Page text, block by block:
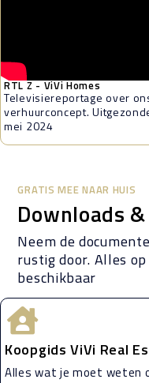
RTL Z - ViVi Homes
Televisiereportage over
verhuurconcept.
mei 2024
GRATIS MEE NAAR HUIS
Downloads
Neem de
rustig door. Alles
beschikbaar
Koopgids ViVi Real
Alles wat je moet weten